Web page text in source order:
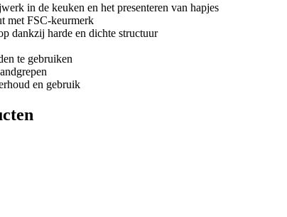
in de keuken en het presenteren van hapjes
met FSC-keurmerk
dankzij harde en dichte structuur
te gebruiken
en gebruik